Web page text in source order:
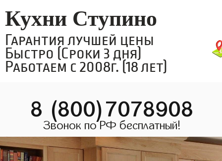
Кухни Ступино
Гарантия лучшей цены
Быстро (Сроки 3 дня)
Работаем с 2008г. (18 лет)
8 (800)7078908
Звонок по РФ бесплатный!